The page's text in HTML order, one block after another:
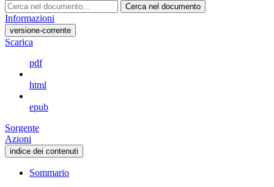
Cerca nel documento
Informazioni
versione-corrente
Scarica
pdf
html
epub
Sorgente
Azioni
indice dei contenuti
Sommario